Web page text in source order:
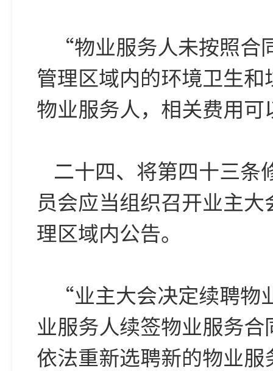
“物业服务人未按照
管理区域内的环境卫生
物业服务人，相关费用
二十四、将第四十三
员会应当组织召开业主
理区域内公告。
“业主大会决定续聘
业服务人续签物业服务
依法重新选聘新的物业